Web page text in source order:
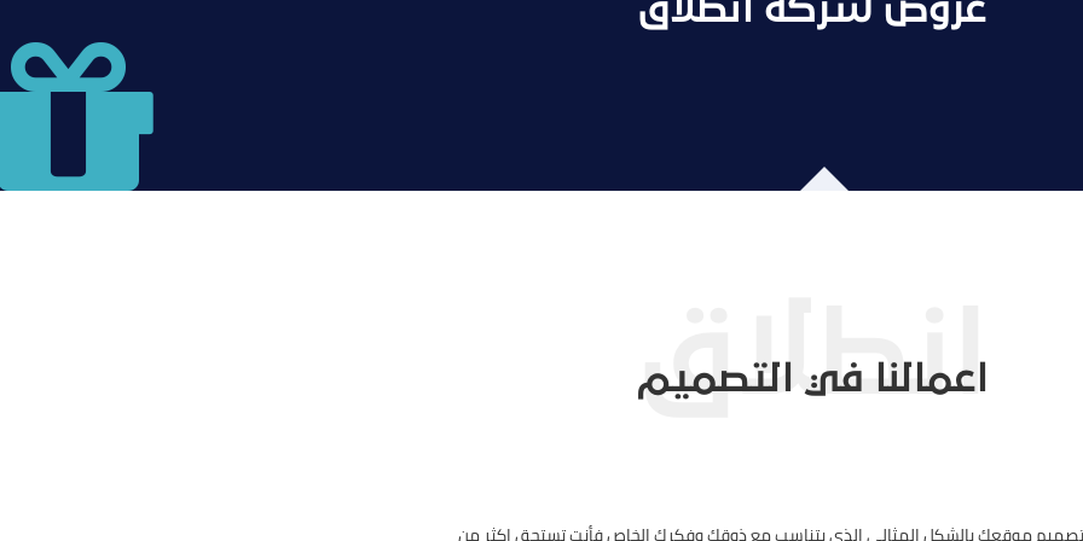
عروض شركة انطلاق
اعمالنا في التصميم